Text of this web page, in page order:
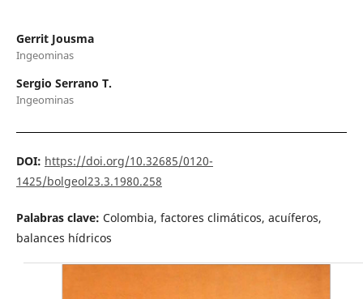
Gerrit Jousma
Ingeominas
Sergio Serrano T.
Ingeominas
DOI: https://doi.org/10.32685/0120-
1425/bolgeol23.3.1980.258
Palabras clave: Colombia, factores climáticos, acuíferos,
balances hídricos